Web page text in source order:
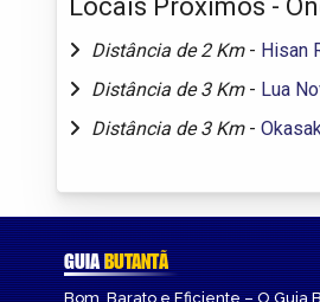
Locais Próximos -
Distância de 2 Km - Hisan
Distância de 3 Km - Lua
Distância de 3 Km -
GUIABUTANTÃ
Bom, Barato e Eficiente – O